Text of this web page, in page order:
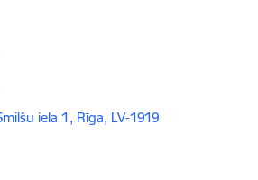
iela 1, Rīga, LV-1919